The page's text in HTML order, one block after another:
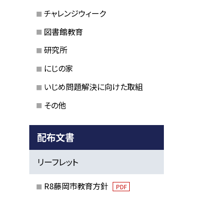
チャレンジウィーク
図書館教育
研究所
にじの家
いじめ問題解決に向けた取組
その他
配布文書
リーフレット
R8藤岡市教育方針 PDF